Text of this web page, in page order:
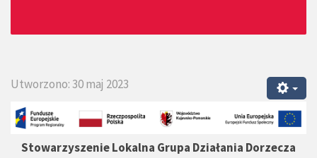
Utworzono: 30 maj 2023
Stowarzyszenie Lokalna Grupa Działania Dorzecza